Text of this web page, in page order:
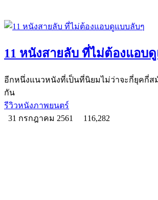
11 หนังสายลับ ที่ไม่ต้องแอบ
อีกหนึ่งแนวหนังที่เป็นที่นิยมไม่ว่าจะกี่ยุคกี่
กัน
รีวิวหนังภาพยนตร์
31 กรกฎาคม 2561
116,282